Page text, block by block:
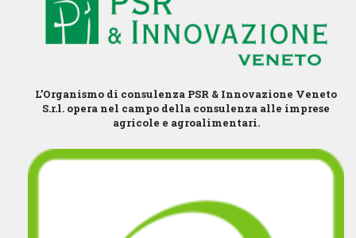
L’Organismo di consulenza PSR & Innovazione Veneto
S.r.l. opera nel campo della consulenza alle imprese
agricole e agroalimentari.